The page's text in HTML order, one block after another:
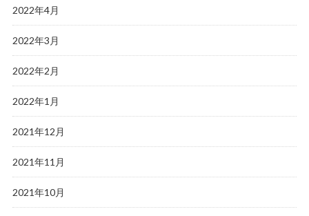
2022年4月
2022年3月
2022年2月
2022年1月
2021年12月
2021年11月
2021年10月